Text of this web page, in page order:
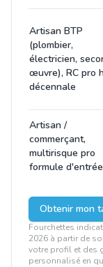
Artisan BTP
(plombier,
électricien,
œuvre), RC pro
décennale
Artisan /
commerçant,
multirisque pro
formule d'entrée
Obtenir mon
Fourchettes
2026 à partir de
votre profil et des
personnalisé en